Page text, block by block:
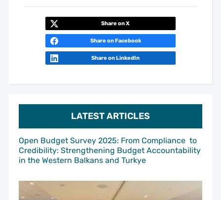
LATEST ARTICLES
Open Budget Survey 2025: From Compliance to
Credibility: Strengthening Budget Accountability
in the Western Balkans and Turkye
Share on X
Share on Facebook
Share on LinkedIn